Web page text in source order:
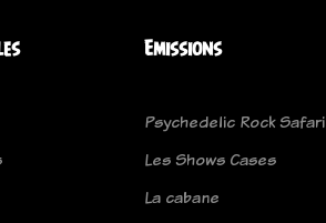
Emissions
Psychedelic Rock Safari
Les Shows Cases
La cabane